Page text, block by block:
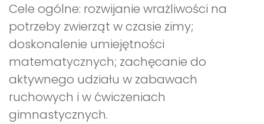
Cele ogólne: rozwijanie wrażliwości na
potrzeby zwierząt w czasie zimy;
doskonalenie umiejętności
matematycznych; zachęcanie do
aktywnego udziału w zabawach
ruchowych i w ćwiczeniach
gimnastycznych.